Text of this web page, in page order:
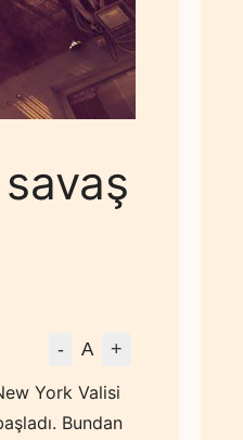
- A
+
York Valisi
Bundan